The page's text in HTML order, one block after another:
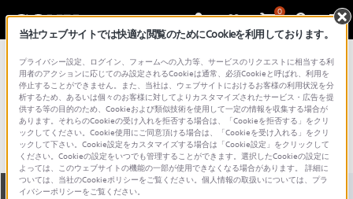
0
総合サポート・お問い合わせ プロフェッショナル／業務用
HSR-1
全て ダウンロード 取扱説明書 Q&A
当社ウェブサイトでは快適な閲覧のためにCookieを利用しております。
プライバシー設定、ログイン、フォームへの入力等、サービスのリクエストに相当する利
用者のアクションに応じてのみ設定されるCookieは通常、必須Cookieと呼ばれ、利用を
停止することができません。また、当社は、ウェブサイトにおけるお客様の利用状況を分
析するため、あるいは個々のお客様に対してよりカスタマイズされたサービス・広告を提
供する等の目的のため、Cookieおよび類似技術を使用して一定の情報を収集する場合が
あります。それらのCookieの受け入れを拒否する場合は、「Cookieを拒否する」をクリ
ックしてください。Cookie使用にご同意頂ける場合は、「Cookieを受け入れる」をクリ
ックして下さい。Cookie設定をカスタマイズする場合は「Cookie設定」をクリックして
ください。Cookieの設定をいつでも管理することができます。選択したCookieの設定に
よっては、このウェブサイトの機能の一部が使用できなくなる場合があります。 詳細に
ついては、当社のCookieポリシーをご覧ください。個人情報の取扱いについては、プラ
イバシーポリシーをご覧ください。